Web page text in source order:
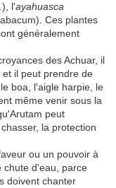
), l'ayahuasca
Ces plantes
généralement
des Achuar, il
il peut prendre de
boa, l'aigle harpie, le
même venir sous la
peut
la protection
ou un pouvoir à
chute d'eau, parce
doivent chanter